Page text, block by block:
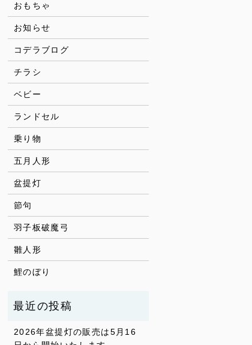
おもちゃ
お知らせ
コデラブログ
チラシ
ベビー
ランドセル
乗り物
五月人形
盆提灯
節句
羽子板破魔弓
雛人形
鯉のぼり
2026年盆提灯の販売は5月16